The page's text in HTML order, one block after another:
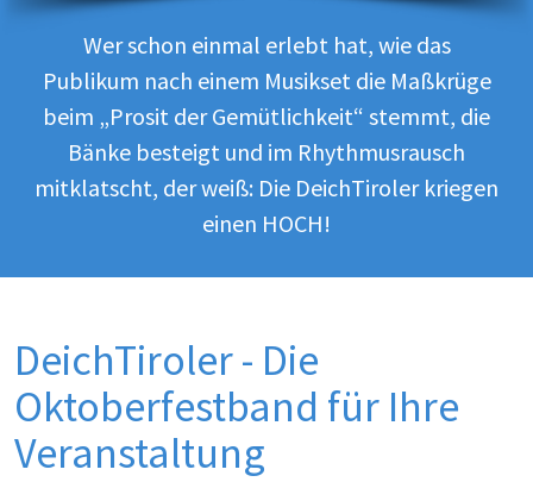
Wer schon einmal erlebt hat, wie das
Publikum nach einem Musikset die Maßkrüge
beim „Prosit der Gemütlichkeit“ stemmt, die
Bänke besteigt und im Rhythmusrausch
mitklatscht, der weiß: Die DeichTiroler kriegen
einen HOCH!
DeichTiroler - Die
Oktoberfestband für Ihre
Veranstaltung